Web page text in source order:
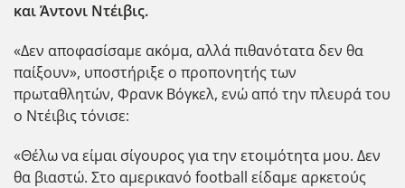
και Άντονι Ντέιβις.
«Δεν αποφασίσαμε ακόμα, αλλά πιθανότατα δεν θα
παίξουν», υποστήριξε ο προπονητής των
πρωταθλητών, Φρανκ Βόγκελ, ενώ από την πλευρά του
ο Ντέιβις τόνισε:
«Θέλω να είμαι σίγουρος για την ετοιμότητα μου. Δεν
θα βιαστώ. Στο αμερικανό football είδαμε αρκετούς